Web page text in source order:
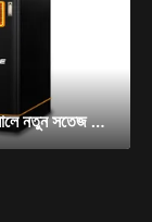
শপিং মল ও বাজারের জন্য ২০২১ সালে নতুন সতেজ শাকসবজি ও ফলমূলের স্বয়ংক্রিয় পানীয় বিক্রয় মেশিন